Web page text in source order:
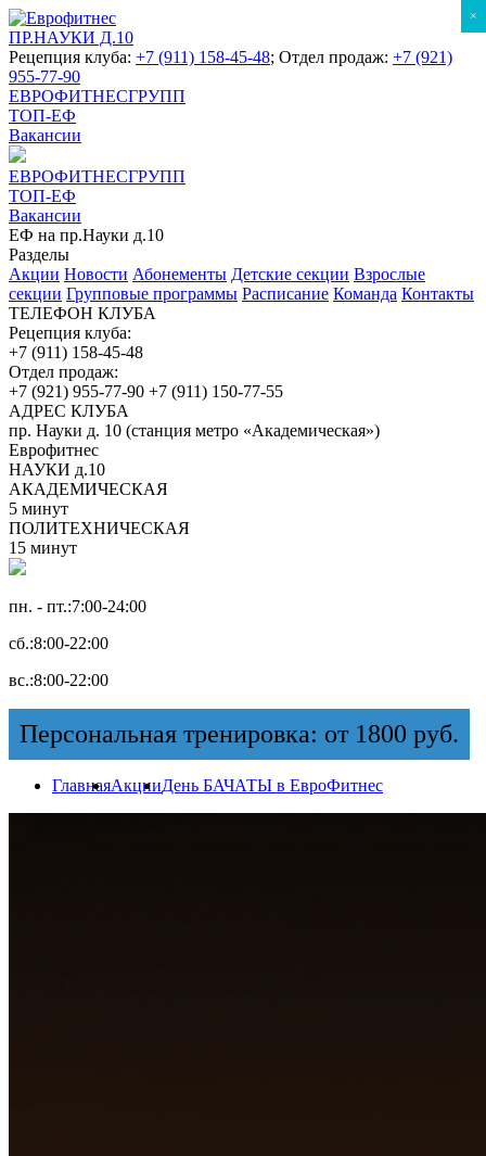
ПР.НАУКИ Д.10
Рецепция клуба: +7 (911) 158-45-48; Отдел продаж: +7 (921)
955-77-90
ЕВРОФИТНЕСГРУПП
ТОП-ЕФ
Вакансии
ЕВРОФИТНЕСГРУПП
ТОП-ЕФ
Вакансии
ЕФ на пр.Науки д.10
Разделы
Акции Новости Абонементы Детские секции Взрослые
секции Групповые программы Расписание Команда Контакты
ТЕЛЕФОН КЛУБА
Рецепция клуба:
+7 (911) 158-45-48
Отдел продаж:
+7 (921) 955-77-90 +7 (911) 150-77-55
АДРЕС КЛУБА
пр. Науки д. 10 (станция метро «Академическая»)
Еврофитнес
НАУКИ д.10
АКАДЕМИЧЕСКАЯ
5 минут
ПОЛИТЕХНИЧЕСКАЯ
15 минут
пн. - пт.:7:00-24:00
сб.:8:00-22:00
вс.:8:00-22:00
Персональная тренировка: от 1800 руб.
ГлавнаяАкцииДень БАЧАТЫ в ЕвроФитнес
×